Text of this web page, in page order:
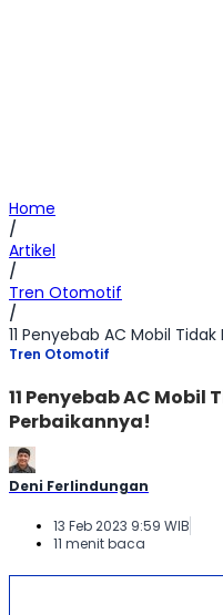
Home
/
Artikel
/
Tren Otomotif
/
11 Penyebab AC Mobil
Tren Otomotif
11 Penyebab AC
Perbaikannya!
Deni Ferlindungan
13 Feb 2023 9:59 WIB
11 menit baca